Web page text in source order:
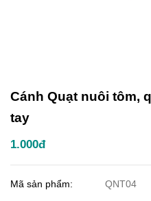
Cánh Quạt nuôi tôm,
tay
1.000đ
Mã sản phẩm: QNT04